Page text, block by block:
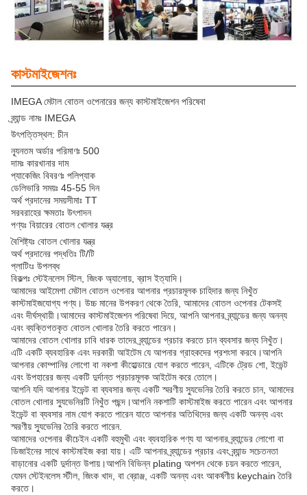
কাস্টমাইজেশনঃ
IMEGA মেটাল বোতল ওপেনারের জন্য কাস্টমাইজেশন পরিষেবা
ব্র্যান্ড নামঃ IMEGA
উৎপত্তিস্থল: চীন
ন্যূনতম অর্ডার পরিমাণঃ 500
দামঃ কারখানার দাম
প্যাকেজিং বিবরণঃ পলিপ্যাক
ডেলিভারি সময়ঃ 45-55 দিন
অর্থ প্রদানের সময়সীমাঃ TT
সরবরাহের ক্ষমতাঃ উৎপাদন
পণ্যঃ বিয়ারের বোতল খোলার যন্ত্র
বৈশিষ্ট্যঃ বোতল খোলার যন্ত্র
অর্থ প্রদানের পদ্ধতিঃ টি/টি
প্লাটিংঃ উপলব্ধ
বিকল্পঃ স্টেইনলেস স্টিল, জিংক অ্যালোয়, ব্রাস ইত্যাদি।
আমাদের আইমেগা মেটাল বোতল ওপেনার আপনার প্রচারমূলক চাহিদার জন্য নিখুঁত
কাস্টমাইজযোগ্য পণ্য। উচ্চ মানের উপকরণ থেকে তৈরি, আমাদের বোতল ওপেনার টেকসই
এবং দীর্ঘস্থায়ী।আমাদের কাস্টমাইজেশন পরিষেবা দিয়ে, আপনি আপনার ব্র্যান্ডের জন্য অনন্য
এবং ব্যক্তিগতকৃত বোতল খোলার তৈরি করতে পারেন।
আমাদের বোতল খোলার চাবি ধারক তাদের ব্র্যান্ডের প্রচার করতে চান ব্যবসার জন্য নিখুঁত।
এটি একটি ব্যবহারিক এবং দরকারী আইটেম যে আপনার গ্রাহকদের প্রশংসা করবে।আপনি
আপনার কোম্পানির লোগো বা নকশা কীহোল্ডারে যোগ করতে পারেন, এটিকে ট্রেড শো, ইভেন্ট
এবং উপহারের জন্য একটি দুর্দান্ত প্রচারমূলক আইটেম করে তোলে।
আপনি যদি আপনার ইভেন্ট বা ব্যবসার জন্য একটি স্মরণীয় স্যুভেনির তৈরি করতে চান, আমাদের
বোতল খোলার স্যুভেনিরটি নিখুঁত পছন্দ।আপনি নকশাটি কাস্টমাইজ করতে পারেন এবং আপনার
ইভেন্ট বা ব্যবসার নাম যোগ করতে পারেন যাতে আপনার অতিথিদের জন্য একটি অনন্য এবং
স্মরণীয় স্যুভেনির তৈরি করতে পারেন.
আমাদের ওপেনার কীচেইন একটি বহুমুখী এবং ব্যবহারিক পণ্য যা আপনার ব্র্যান্ডের লোগো বা
ডিজাইনের সাথে কাস্টমাইজ করা যায়। এটি আপনার ব্র্যান্ডের প্রচার এবং ব্র্যান্ড সচেতনতা
বাড়ানোর একটি দুর্দান্ত উপায়।আপনি বিভিন্ন plating অপশন থেকে চয়ন করতে পারেন,
যেমন স্টেইনলেস স্টীল, জিংক খাদ, বা ব্রোঞ্জ, একটি অনন্য এবং আকর্ষণীয় keychain তৈরি
করতে।